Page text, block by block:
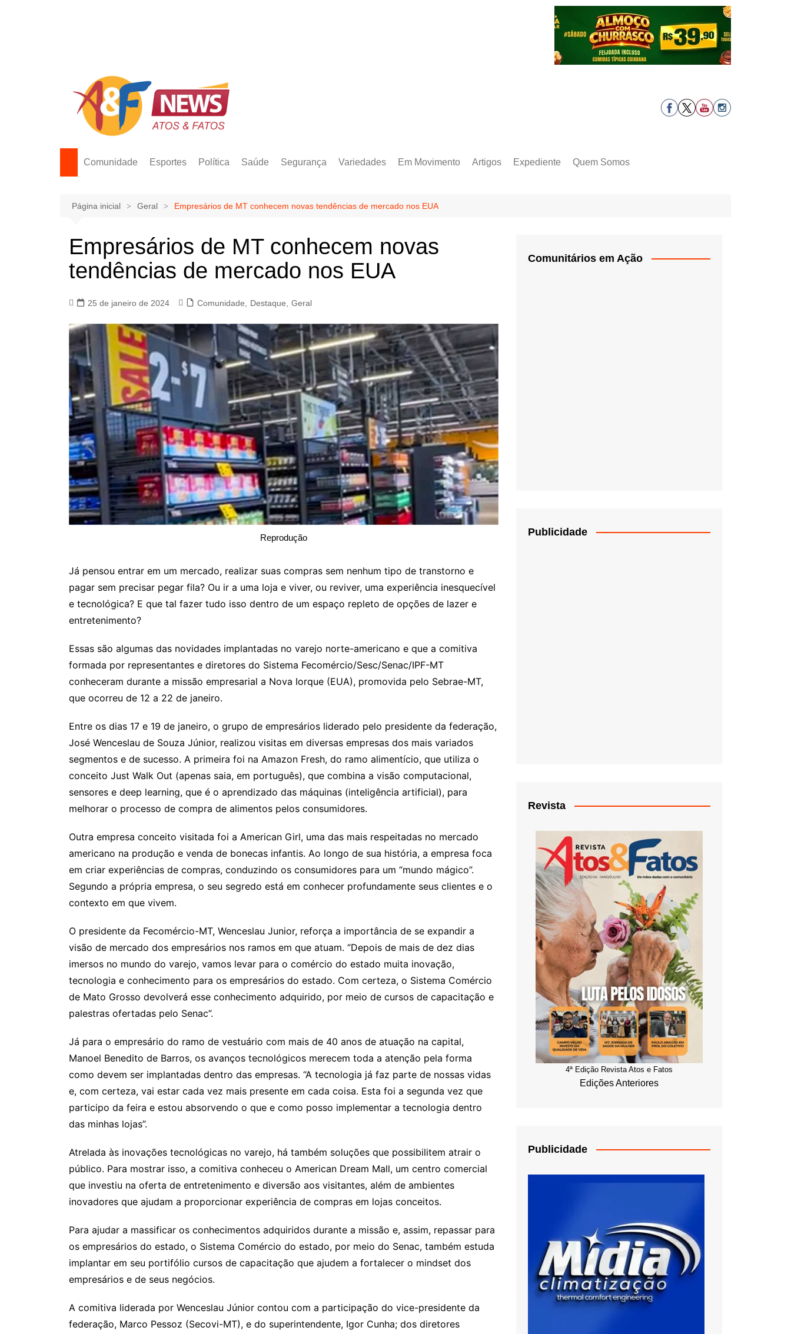
Comunidade Esportes Política Saúde Segurança Variedades Em Movimento Artigos Expediente Quem Somos
Página inicial Geral Empresários de MT conhecem novas tendências de mercado nos EUA
Empresários de MT conhecem novas
tendências de mercado nos EUA
25 de janeiro de 2024 Comunidade Destaque Geral
Reprodução
Já pensou entrar em um mercado, realizar suas compras sem nenhum tipo de transtorno e
pagar sem precisar pegar fila? Ou ir a uma loja e viver, ou reviver, uma experiência inesquecível
e tecnológica? E que tal fazer tudo isso dentro de um espaço repleto de opções de lazer e
entretenimento?
Essas são algumas das novidades implantadas no varejo norte-americano e que a comitiva
formada por representantes e diretores do Sistema Fecomércio/Sesc/Senac/IPF-MT
conheceram durante a missão empresarial a Nova Iorque (EUA), promovida pelo Sebrae-MT,
que ocorreu de 12 a 22 de janeiro.
Entre os dias 17 e 19 de janeiro, o grupo de empresários liderado pelo presidente da federação,
José Wenceslau de Souza Júnior, realizou visitas em diversas empresas dos mais variados
segmentos e de sucesso. A primeira foi na Amazon Fresh, do ramo alimentício, que utiliza o
conceito Just Walk Out (apenas saia, em português), que combina a visão computacional,
sensores e deep learning, que é o aprendizado das máquinas (inteligência artificial), para
melhorar o processo de compra de alimentos pelos consumidores.
Outra empresa conceito visitada foi a American Girl, uma das mais respeitadas no mercado
americano na produção e venda de bonecas infantis. Ao longo de sua história, a empresa foca
em criar experiências de compras, conduzindo os consumidores para um “mundo mágico”.
Segundo a própria empresa, o seu segredo está em conhecer profundamente seus clientes e o
contexto em que vivem.
O presidente da Fecomércio-MT, Wenceslau Junior, reforça a importância de se expandir a
visão de mercado dos empresários nos ramos em que atuam. “Depois de mais de dez dias
imersos no mundo do varejo, vamos levar para o comércio do estado muita inovação,
tecnologia e conhecimento para os empresários do estado. Com certeza, o Sistema Comércio
de Mato Grosso devolverá esse conhecimento adquirido, por meio de cursos de capacitação e
palestras ofertadas pelo Senac”.
Já para o empresário do ramo de vestuário com mais de 40 anos de atuação na capital,
Manoel Benedito de Barros, os avanços tecnológicos merecem toda a atenção pela forma
como devem ser implantadas dentro das empresas. “A tecnologia já faz parte de nossas vidas
e, com certeza, vai estar cada vez mais presente em cada coisa. Esta foi a segunda vez que
participo da feira e estou absorvendo o que e como posso implementar a tecnologia dentro
das minhas lojas”.
Atrelada às inovações tecnológicas no varejo, há também soluções que possibilitem atrair o
público. Para mostrar isso, a comitiva conheceu o American Dream Mall, um centro comercial
que investiu na oferta de entretenimento e diversão aos visitantes, além de ambientes
inovadores que ajudam a proporcionar experiência de compras em lojas conceitos.
Para ajudar a massificar os conhecimentos adquiridos durante a missão e, assim, repassar para
os empresários do estado, o Sistema Comércio do estado, por meio do Senac, também estuda
implantar em seu portifólio cursos de capacitação que ajudem a fortalecer o mindset dos
empresários e de seus negócios.
A comitiva liderada por Wenceslau Júnior contou com a participação do vice-presidente da
federação, Marco Pessoz (Secovi-MT), e do superintendente, Igor Cunha; dos diretores
Comunitários em Ação
Publicidade
Revista
4ª Edição Revista Atos e Fatos
Edições Anteriores
Publicidade